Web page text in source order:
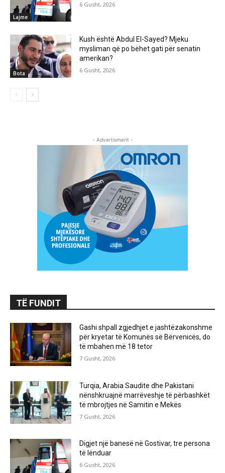
Lajme
6 Gusht, 2026
Bota
Kush është Abdul El-Sayed? Mjeku
mysliman që po bëhet gati për senatin
amerikan?
6 Gusht, 2026
- Advertisment -
TË FUNDIT
Gashi shpall zgjedhjet e jashtëzakonshme
për kryetar të Komunës së Bërvenicës, do
të mbahen më 18 tetor
7 Gusht, 2026
Turqia, Arabia Saudite dhe Pakistani
nënshkruajnë marrëveshje të përbashkët
të mbrojtjes në Samitin e Mekës
7 Gusht, 2026
Digjet një banesë në Gostivar, tre persona
të lënduar
6 Gusht, 2026